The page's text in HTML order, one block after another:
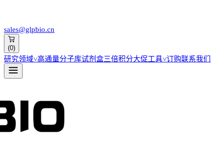
sales@glpbio.cn
(0)
研究领域˅高通量分子库试剂盒三倍积分大促工具˅订购联系我们